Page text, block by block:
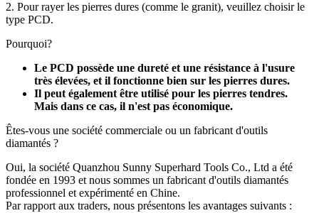
2. Pour rayer les pierres dures (comme le granit), veuillez choisir le
type PCD.
Pourquoi?
Le PCD possède une dureté et une résistance à l'usure
très élevées, et il fonctionne bien sur les pierres dures.
Il peut également être utilisé pour les pierres tendres.
Mais dans ce cas, il n'est pas économique.
Êtes-vous une société commerciale ou un fabricant d'outils
diamantés ?
Oui, la société Quanzhou Sunny Superhard Tools Co., Ltd a été
fondée en 1993 et ​​nous sommes un fabricant d'outils diamantés
professionnel et expérimenté en Chine.
Par rapport aux traders, nous présentons les avantages suivants :